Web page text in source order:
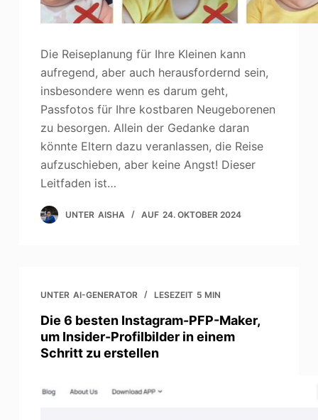
Die Reiseplanung für Ihre Kleinen kann
aufregend, aber auch herausfordernd sein,
insbesondere wenn es darum geht,
Passfotos für Ihre kostbaren Neugeborenen
zu besorgen. Allein der Gedanke daran
könnte Eltern dazu veranlassen, die Reise
aufzuschieben, aber keine Angst! Dieser
Leitfaden ist…
UNTER AISHA AUF 24. OKTOBER 2024
UNTER AI-GENERATOR LESEZEIT 5 MIN
Die 6 besten Instagram-PFP-Maker,
um Insider-Profilbilder in einem
Schritt zu erstellen